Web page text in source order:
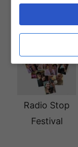
Holden
Radio Stop
Festival